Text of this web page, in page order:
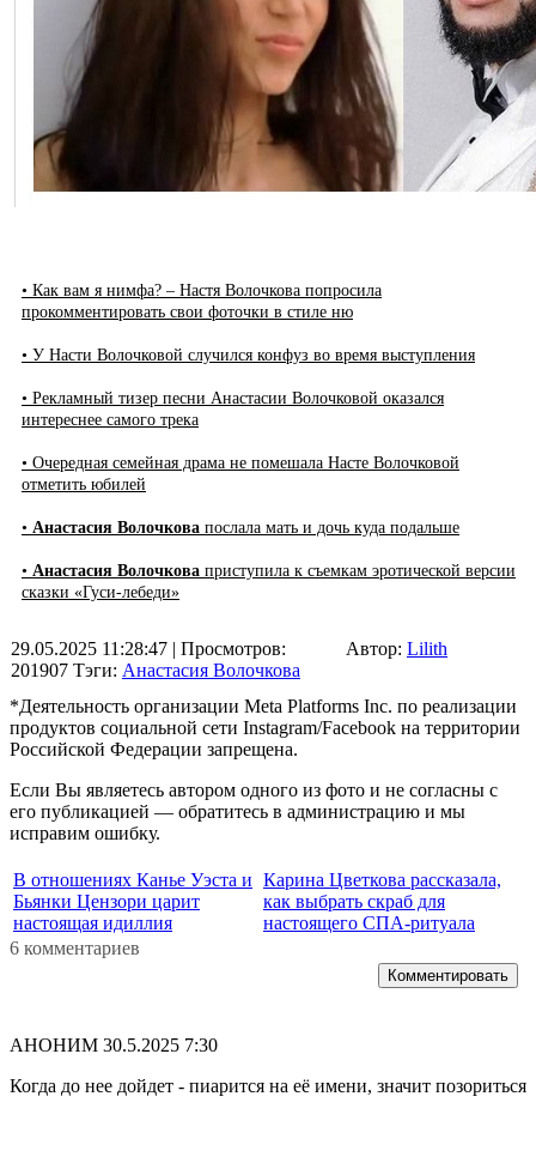
• Как вам я нимфа? – Настя Волочкова попросила
прокомментировать свои фоточки в стиле ню
• У Насти Волочковой случился конфуз во время выступления
• Рекламный тизер песни Анастасии Волочковой оказался
интереснее самого трека
• Очередная семейная драма не помешала Насте Волочковой
отметить юбилей
• Анастасия Волочкова послала мать и дочь куда подальше
• Анастасия Волочкова приступила к съемкам эротической версии
сказки «Гуси-лебеди»
29.05.2025 11:28:47 | Просмотров:
201907 Тэги: Анастасия Волочкова
Автор: Lilith
*Деятельность организации Meta Platforms Inc. по реализации
продуктов социальной сети Instagram/Facebook на территории
Российской Федерации запрещена.
Если Вы являетесь автором одного из фото и не согласны с
его публикацией — обратитесь в администрацию и мы
исправим ошибку.
В отношениях Канье Уэста и
Бьянки Цензори царит
настоящая идиллия
Карина Цветкова рассказала,
как выбрать скраб для
настоящего СПА-ритуала
6 комментариев
Комментировать
АНОНИМ 30.5.2025 7:30
Когда до нее дойдет - пиарится на её имени, значит позориться